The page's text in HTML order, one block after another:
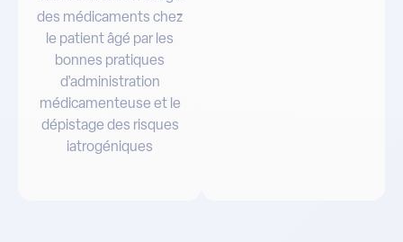
des médicaments chez
le patient âgé par les
bonnes pratiques
d'administration
médicamenteuse et le
dépistage des risques
iatrogéniques